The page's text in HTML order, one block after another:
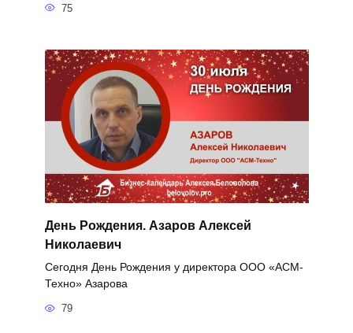
75
День Рождения. Азаров Алексей
Николаевич
Сегодня День Рождения у директора ООО «АСМ-
Техно» Азарова
79